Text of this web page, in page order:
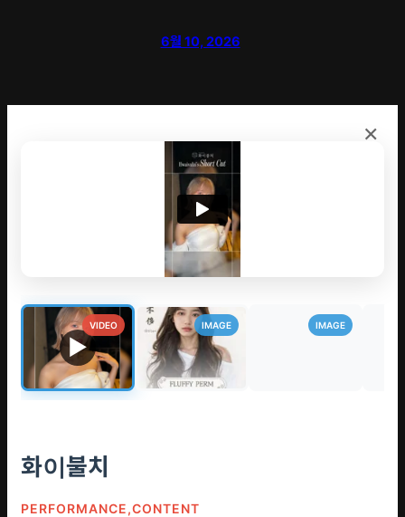
6월 10, 2026
×
VIDEO IMAGE IMAGE
화이불치
PERFORMANCE,CONTENT